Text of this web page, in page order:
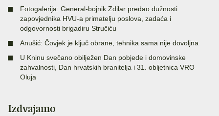
Fotogalerija: General-bojnik Zdilar predao dužnosti
zapovjednika HVU-a primatelju poslova, zadaća i
odgovornosti brigadiru Stručiću
Anušić: Čovjek je ključ obrane, tehnika sama nije dovoljna
U Kninu svečano obilježen Dan pobjede i domovinske
zahvalnosti, Dan hrvatskih branitelja i 31. obljetnica VRO
Oluja
Izdvajamo